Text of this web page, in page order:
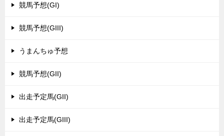
競馬予想(GI)
競馬予想(GIII)
うまんちゅ予想
競馬予想(GII)
出走予定馬(GII)
出走予定馬(GIII)